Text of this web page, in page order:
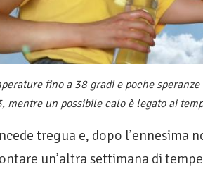
fino a 38 gradi e poche
mentre un possibile calo è legato ai
tregua e, dopo l’ennesima
un’altra settimana di